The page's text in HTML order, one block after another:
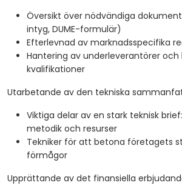
Översikt över nödvändiga dokument
intyg, DUME-formulär)
Efterlevnad av marknadsspecifika
Hantering av underleverantörer och
kvalifikationer
Utarbetande av den tekniska
Viktiga delar av en stark teknisk
metodik och resurser
Tekniker för att betona företagets
förmågor
Upprättande av det finansiella